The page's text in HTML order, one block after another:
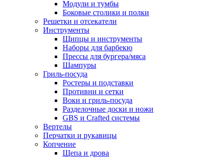
Модули и тумбы
Боковые столики и полки
Решетки и отсекатели
Инструменты
Щипцы и инструменты
Наборы для барбекю
Прессы для бургера/мяса
Шампуры
Гриль-посуда
Ростеры и подставки
Противни и сетки
Воки и гриль-посуда
Разделочные доски и ножи
GBS и Crafted системы
Вертелы
Перчатки и рукавицы
Копчение
Щепа и дрова